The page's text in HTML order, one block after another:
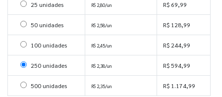
Selecionar 25 unidades
25 unidades R$ 2,80/un R$ 69,99
Selecionar 50 unidades
50 unidades R$ 2,58/un R$ 128,99
Selecionar 100 unidades
100 unidades R$ 2,45/un R$ 244,99
Selecionar 250 unidades
250 unidades R$ 2,38/un R$ 594,99
Selecionar 500 unidades
500 unidades R$ 2,35/un R$ 1.174,99